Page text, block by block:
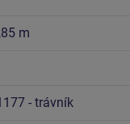
m
- trávník